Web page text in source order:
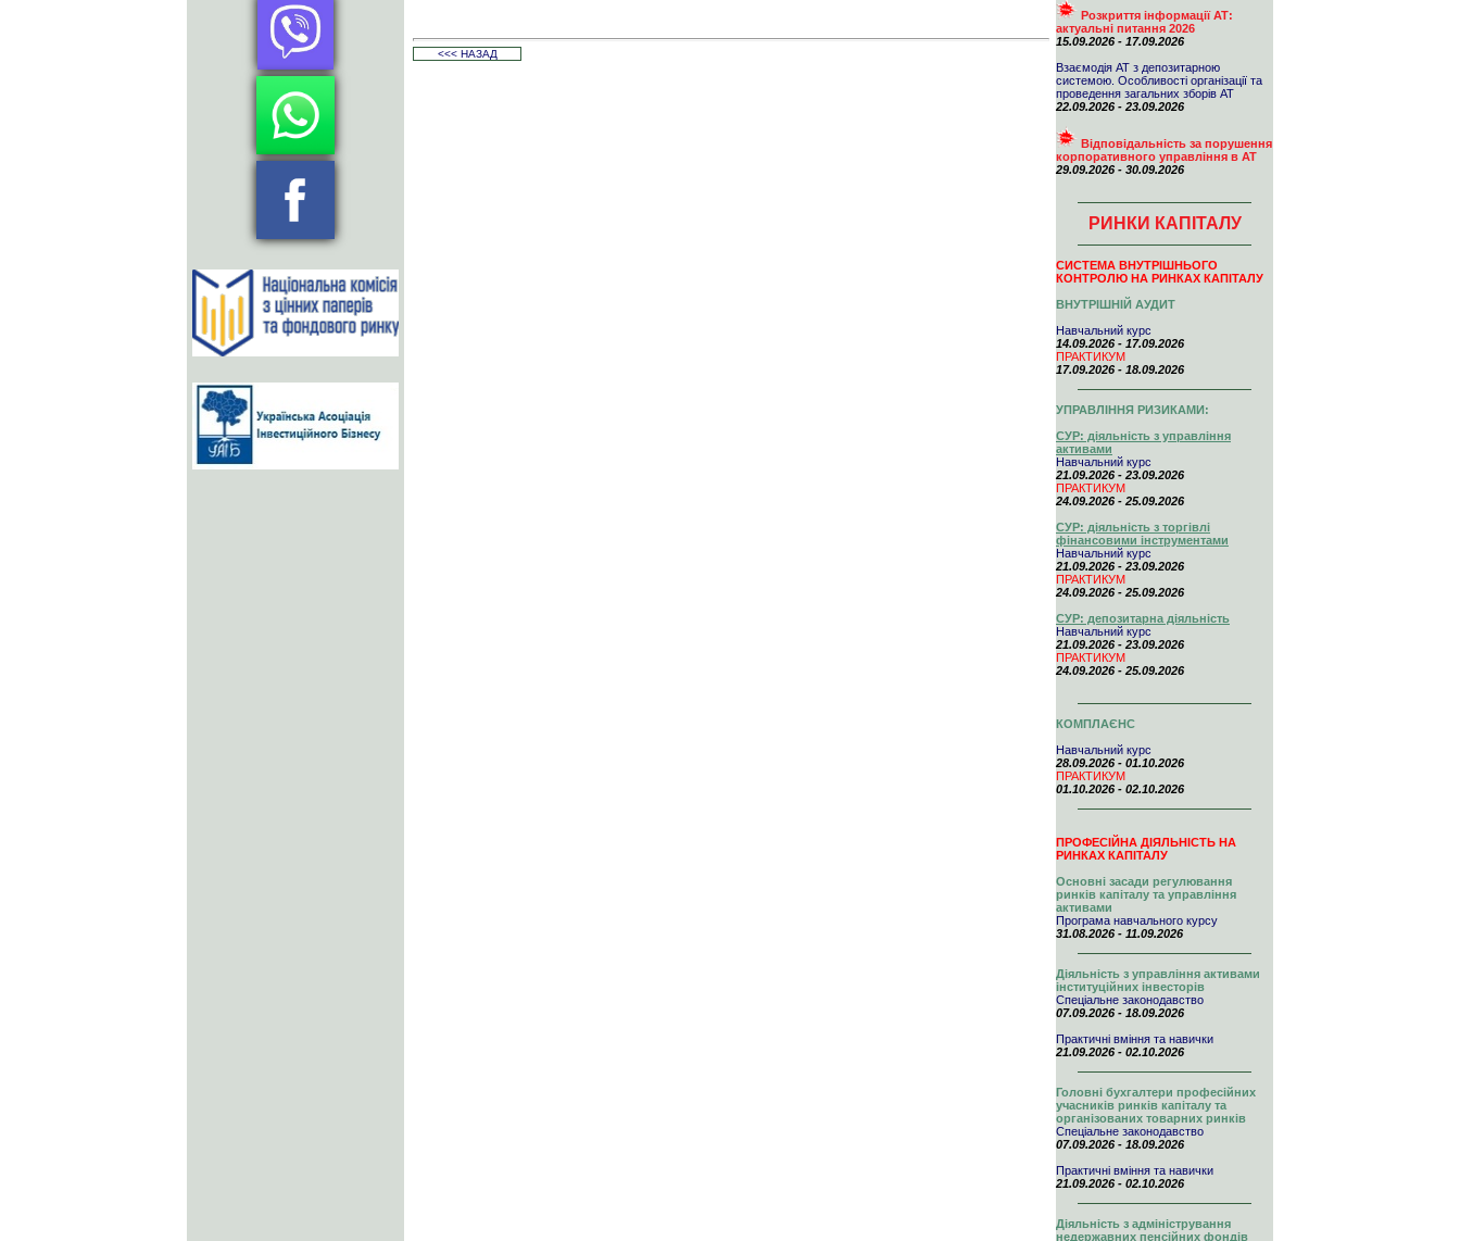
<<< НАЗАД
Розкриття інформації АТ:
актуальні питання 2026
15.09.2026 - 17.09.2026
Взаємодія АТ з депозитарною
системою. Особливості організації та
проведення загальних зборів АТ
22.09.2026 - 23.09.2026
Відповідальність за порушення
корпоративного управління в АТ
29.09.2026 - 30.09.2026
РИНКИ КАПІТАЛУ
СИСТЕМА ВНУТРІШНЬОГО
КОНТРОЛЮ НА РИНКАХ КАПІТАЛУ
ВНУТРІШНІЙ АУДИТ
Навчальний курс
14.09.2026 - 17.09.2026
ПРАКТИКУМ
17.09.2026 - 18.09.2026
УПРАВЛІННЯ РИЗИКАМИ:
СУР: діяльність з управління
активами
Навчальний курс
21.09.2026 - 23.09.2026
ПРАКТИКУМ
24.09.2026 - 25.09.2026
СУР: діяльність з торгівлі
фінансовими інструментами
Навчальний курс
21.09.2026 - 23.09.2026
ПРАКТИКУМ
24.09.2026 - 25.09.2026
СУР: депозитарна діяльність
Навчальний курс
21.09.2026 - 23.09.2026
ПРАКТИКУМ
24.09.2026 - 25.09.2026
КОМПЛАЄНС
Навчальний курс
28.09.2026 - 01.10.2026
ПРАКТИКУМ
01.10.2026 - 02.10.2026
ПРОФЕСІЙНА ДІЯЛЬНІСТЬ НА
РИНКАХ КАПІТАЛУ
Основні засади регулювання
ринків капіталу та управління
активами
Програма навчального курсу
31.08.2026 - 11.09.2026
Діяльність з управління активами
інституційних інвесторів
Спеціальне законодавство
07.09.2026 - 18.09.2026
Практичні вміння та навички
21.09.2026 - 02.10.2026
Головні бухгалтери професійних
учасників ринків капіталу та
організованих товарних ринків
Спеціальне законодавство
07.09.2026 - 18.09.2026
Практичні вміння та навички
21.09.2026 - 02.10.2026
Діяльність з адміністрування
недержавних пенсійних фондів